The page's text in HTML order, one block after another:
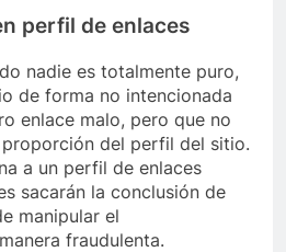
perfil de enlaces
nadie es totalmente puro,
de forma no intencionada
enlace malo, pero que no
del perfil del sitio.
a un perfil de enlaces
sacarán la conclusión de
manipular el
fraudulenta.